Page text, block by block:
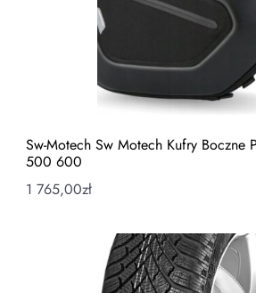
Sw-Motech Sw Motech Kufry Boczne
500 600
1 765,00zł